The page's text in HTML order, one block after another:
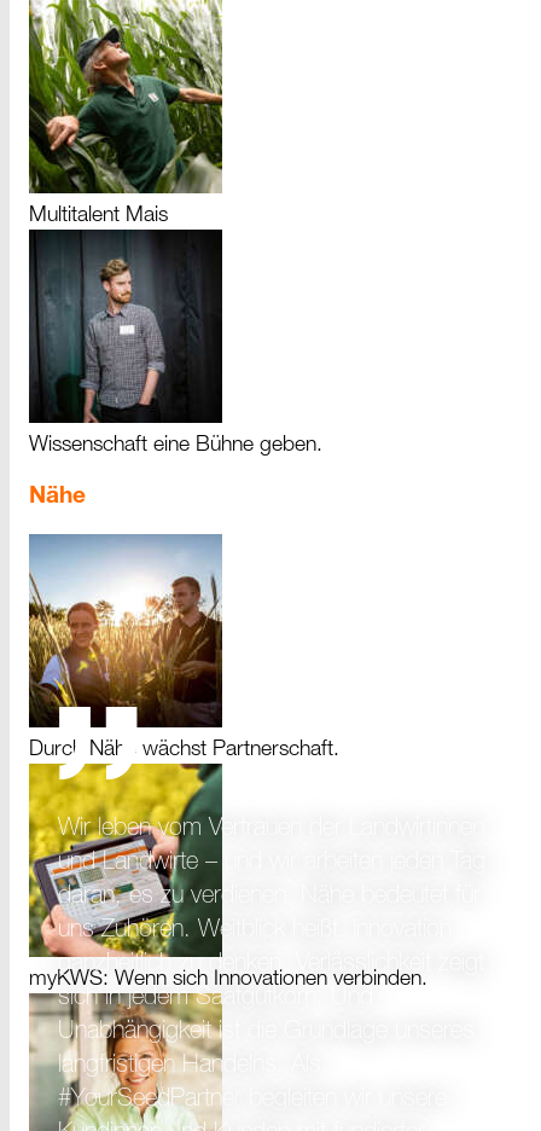
Wir leben vom Vertrauen der Landwirtinnen
undLandwirte –
daran, es zu verdienen. Nähe bedeutet für
uns Zuhören. Weitblick heißt, Innovation
ganzheitlich zu denken. Verlässlichkeit zeigt
sich in jedem Saatgutkorn. Und
Unabhängigkeit ist die Grundlage unseres
langfristigen Handelns. Als
#YourSeedPartner
Multitalent Mais
Wissenschaft eine Bühne geben.
Nähe
Durch Nähe wächst Partnerschaft.
myKWS: Wenn sich Innovationen verbinden.